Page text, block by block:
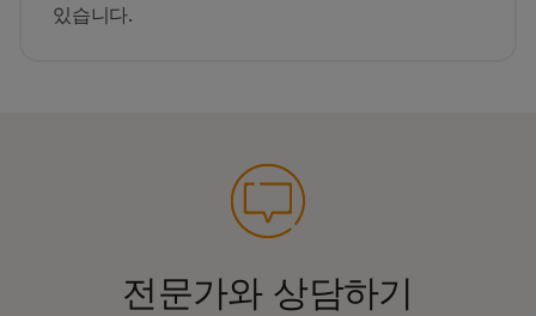
있습니다.
전문가와 상담하기